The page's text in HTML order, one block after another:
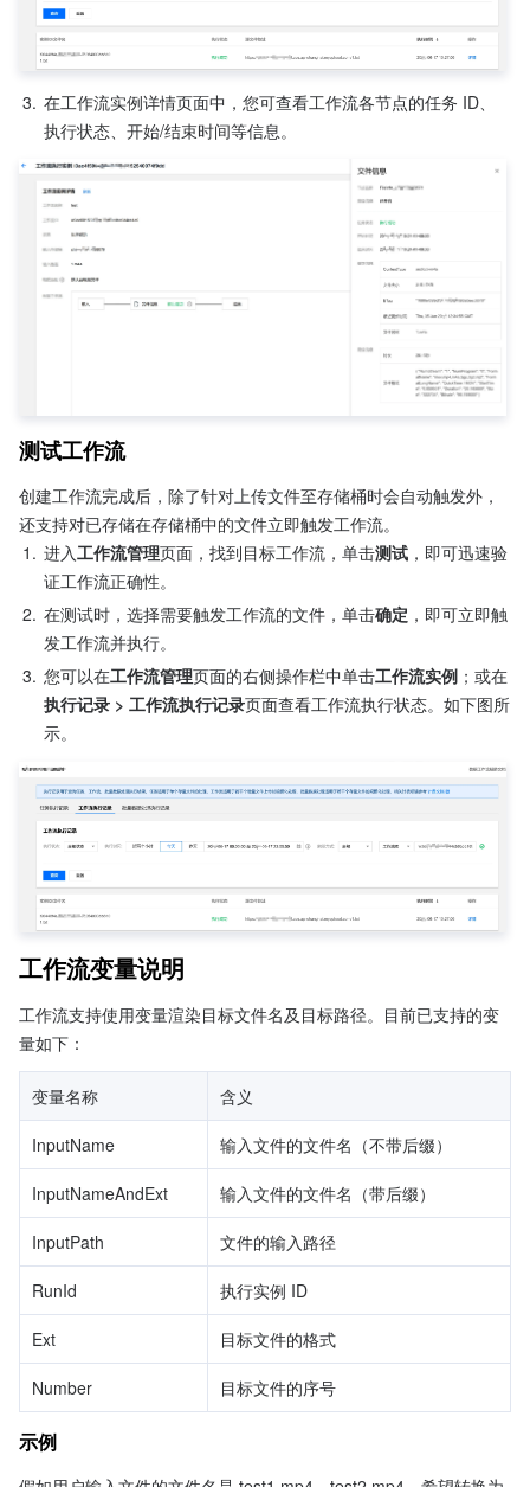
3. 在工作流实例详情页面中，您可查看工作流各节点的任务 ID、
执行状态、开始/结束时间等信息。
测试工作流
创建工作流完成后，除了针对上传文件至存储桶时会自动触发外，
还支持对已存储在存储桶中的文件立即触发工作流。
1. 进入工作流管理页面，找到目标工作流，单击测试 ，即可迅速验
证工作流正确性。
2. 在测试时，选择需要触发工作流的文件，单击确定 ，即可立即触
发工作流并执行。
3. 您可以在工作流管理页面的右侧操作栏中单击工作流实例 ；或在
执行记录 > 工作流执行记录页面查看工作流执行状态。如下图所
示。
工作流变量说明
工作流支持使用变量渲染目标文件名及目标路径。目前已支持的变
量如下：
变量名称 含义
InputName 输入文件的文件名（不带后缀）
InputNameAndExt 输入文件的文件名（带后缀）
InputPath 文件的输入路径
RunId 执行实例 ID
Ext 目标文件的格式
Number 目标文件的序号
示例